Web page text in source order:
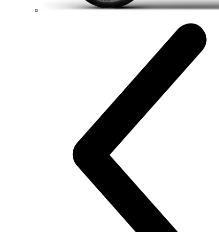
91,1 Nm Krútiaci moment
175 kg Váha bez benzínu